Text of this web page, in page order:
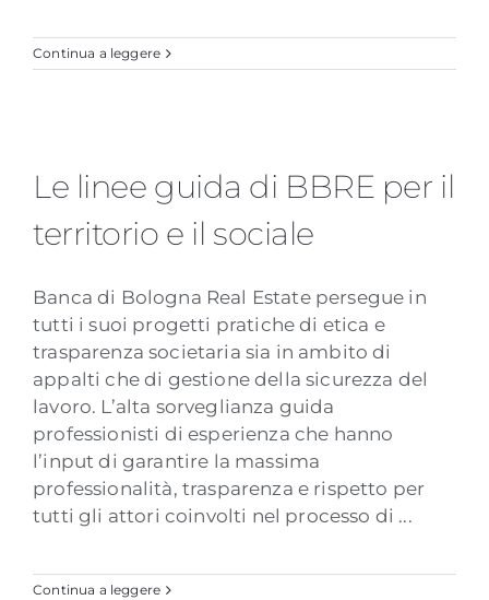
Continua a leggere
territorio e il sociale
Le linee guida di BBRE per il
territorio e il sociale
Banca di Bologna Real Estate persegue in
tutti i suoi progetti pratiche di etica e
trasparenza societaria sia in ambito di
appalti che di gestione della sicurezza del
lavoro. L’alta sorveglianza guida
professionisti di esperienza che hanno
l’input di garantire la massima
professionalità, trasparenza e rispetto per
tutti gli attori coinvolti nel processo di ...
Continua a leggere